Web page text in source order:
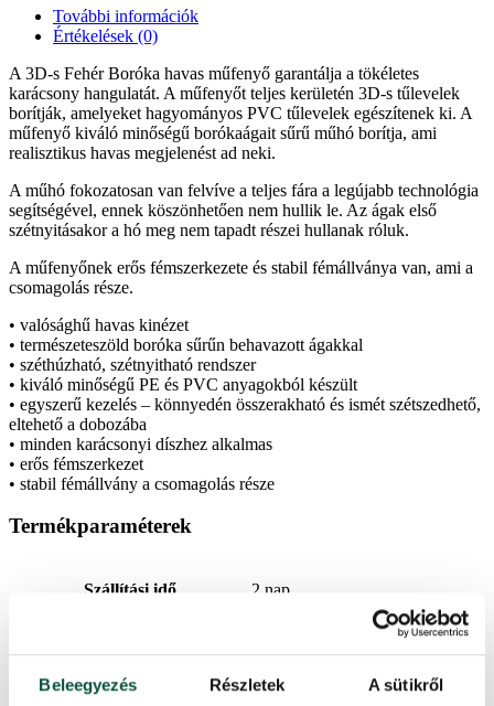
Beleegyezés Részletek A sütikről
További információk
Értékelések (0)
A 3D-s Fehér Boróka havas műfenyő garantálja a tökéletes
karácsony hangulatát. A műfenyőt teljes kerületén 3D-s tűlevelek
borítják, amelyeket hagyományos PVC tűlevelek egészítenek ki. A
műfenyő kiváló minőségű borókaágait sűrű műhó borítja, ami
realisztikus havas megjelenést ad neki.
A műhó fokozatosan van felvíve a teljes fára a legújabb technológia
segítségével, ennek köszönhetően nem hullik le. Az ágak első
szétnyitásakor a hó meg nem tapadt részei hullanak róluk.
A műfenyőnek erős fémszerkezete és stabil fémállványa van, ami a
csomagolás része.
• valósághű havas kinézet
• természeteszöld boróka sűrűn behavazott ágakkal
• széthúzható, szétnyitható rendszer
• kiváló minőségű PE és PVC anyagokból készült
• egyszerű kezelés – könnyedén összerakható és ismét szétszedhető,
eltehető a dobozába
• minden karácsonyi díszhez alkalmas
• erős fémszerkezet
• stabil fémállvány a csomagolás része
Termékparaméterek
Szállítási idő 2 nap